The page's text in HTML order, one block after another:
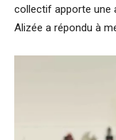
collectif apporte une
Alizée a répondu à